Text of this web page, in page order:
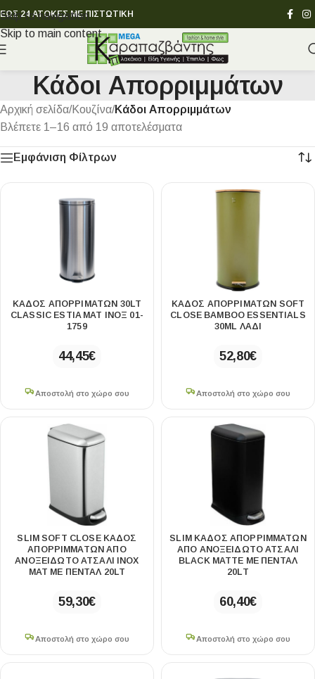
Skip to navigation
Skip to main content
ΕΩΣ 24 ΑΤΟΚΕΣ ΜΕ ΠΙΣΤΩΤΙΚΗ
Κάδοι Απορριμμάτων
Αρχική σελίδα/Κουζίνα/Κάδοι Απορριμμάτων
Βλέπετε 1–16 από 19 αποτελέσματα
Εμφάνιση Φίλτρων
ΚΆΔΟΣ ΑΠΟΡΡΙΜΆΤΩΝ 30LT
CLASSIC ESTIA ΜΑΤ ΙΝΟΞ 01-
1759
44,45€
Αποστολή στο χώρο σου
ΚΑΔΟΣ ΑΠΟΡΡΙΜΑΤΩΝ SOFT
CLOSE BAMBOO ESSENTIALS
30ML ΛΑΔΙ
52,80€
Αποστολή στο χώρο σου
SLIM SOFT CLOSE ΚΆΔΟΣ
ΑΠΟΡΡΙΜΜΆΤΩΝ ΑΠΌ
ΑΝΟΞΕΊΔΩΤΟ ΑΤΣΆΛΙ INOX
ΜΑΤ ΜΕ ΠΕΝΤΆΛ 20LT
59,30€
Αποστολή στο χώρο σου
SLIM ΚΆΔΟΣ ΑΠΟΡΡΙΜΜΆΤΩΝ
ΑΠΌ ΑΝΟΞΕΊΔΩΤΟ ΑΤΣΆΛΙ
BLACK MATTE ΜΕ ΠΕΝΤΆΛ
20LT
60,40€
Αποστολή στο χώρο σου